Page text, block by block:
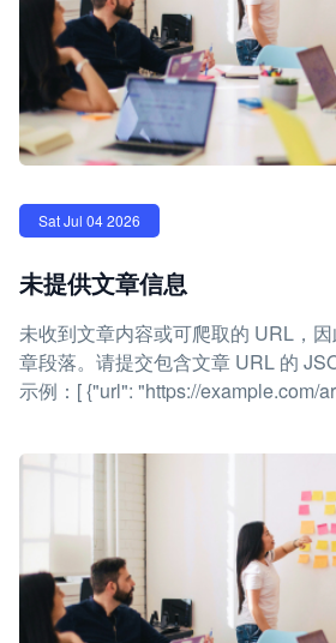
Sat Jul 04 2026
未提供文章信息
未收到文章内容或可爬取的 URL，
章段落。请提交包含文章 URL 的
示例：[ {"url": "https://example.com/